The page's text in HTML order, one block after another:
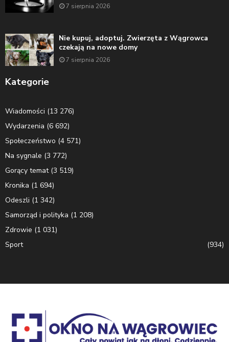
7 sierpnia 2026
Nie kupuj, adoptuj. Zwierzęta z Wągrowca
czekają na nowe domy
7 sierpnia 2026
Kategorie
Wiadomości (13 276)
Wydarzenia (6 692)
Społeczeństwo (4 571)
Na sygnale (3 772)
Gorący temat(3 519)
Kronika (1 694)
Odeszli (1 342)
Samorząd i polityka (1 208)
Zdrowie (1 031)
Sport
(934)